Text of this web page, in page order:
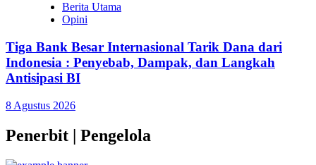
Berita Utama
Opini
Tiga Bank Besar Internasional Tarik Dana dari
Indonesia : Penyebab, Dampak, dan Langkah
Antisipasi BI
8 Agustus 2026
Penerbit | Pengelola